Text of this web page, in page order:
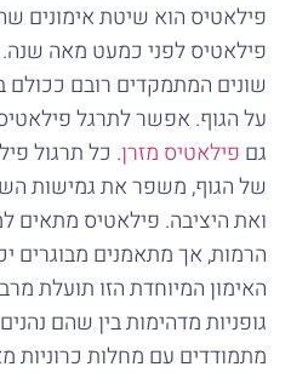
פילאטיס הוא שיטת אימונים
פילאטיס לפני כמעט מאה
שונים המתמקדים רובם ככולם
על הגוף. אפשר לתרגל
גם פילאטיס מזרן. כל תרגול
של הגוף, משפר את גמישות
ואת היציבה. פילאטיס מתאים
הרמות, אך מתאמנים מבוגרים
האימון המיוחדת הזו תועלת
גופניות מדהימות בין שהם
מתמודדים עם מחלות כרוניות